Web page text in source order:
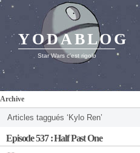
YODABLOG
Star Wars c'est rigolo
Archive
Articles taggués ‘Kylo Ren’
Episode 537 : Half Past One